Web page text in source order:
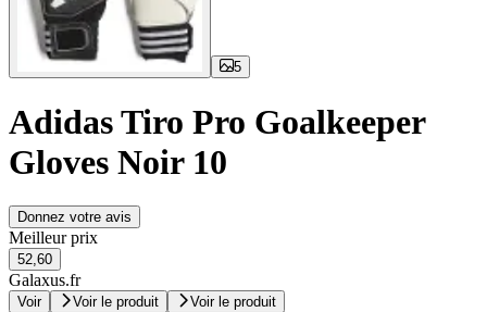
5
Adidas Tiro Pro Goalkeeper
Gloves Noir 10
Donnez votre avis
Meilleur prix
52,60
Galaxus.fr
Voir Voir le produit Voir le produit